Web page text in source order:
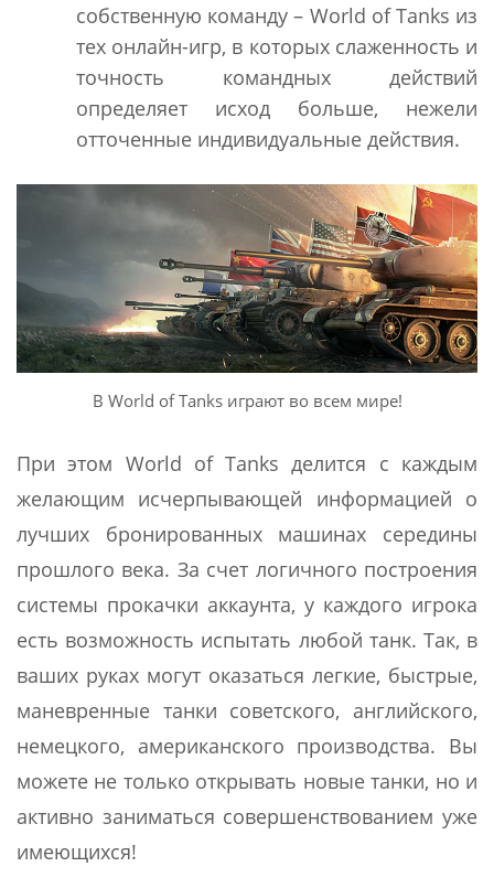
собственную команду – World of Tanks из
тех онлайн-игр, в которых слаженность и
точность командных действий
определяет исход больше, нежели
отточенные индивидуальные действия.
В World of Tanks играют во всем мире!
При этом World of Tanks делится с каждым
желающим исчерпывающей информацией о
лучших бронированных машинах середины
прошлого века. За счет логичного построения
системы прокачки аккаунта, у каждого игрока
есть возможность испытать любой танк. Так, в
ваших руках могут оказаться легкие, быстрые,
маневренные танки советского, английского,
немецкого, американского производства. Вы
можете не только открывать новые танки, но и
активно заниматься совершенствованием уже
имеющихся!